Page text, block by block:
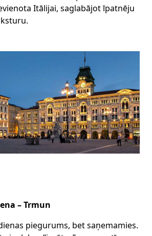
Itālijai, saglabājot īpatnēju
– Trmun
piegurums, bet saņemamies.